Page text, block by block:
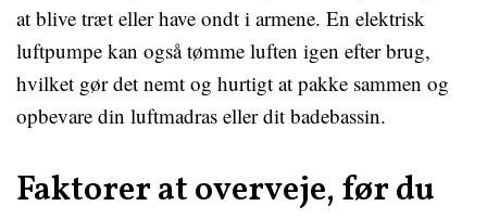
at blive træt eller have ondt i armene. En elektrisk
luftpumpe kan også tømme luften igen efter brug,
hvilket gør det nemt og hurtigt at pakke sammen og
opbevare din luftmadras eller dit badebassin.
Faktorer at overveje, før du